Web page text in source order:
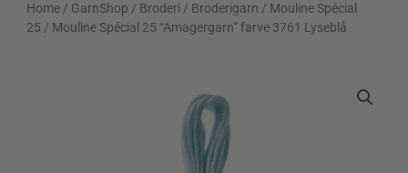
Home / GarnShop / Broderi / Broderigarn / Mouline Spécial
25 / Mouline Spécial 25 “Amagergarn” farve 3761 Lyseblå